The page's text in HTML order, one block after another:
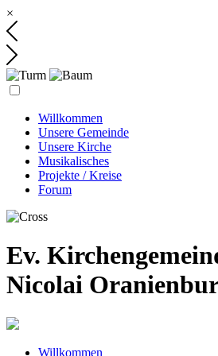
×
Willkommen
Unsere Gemeinde
Unsere Kirche
Musikalisches
Projekte / Kreise
Forum
Ev.
Nicolai
Willkommen